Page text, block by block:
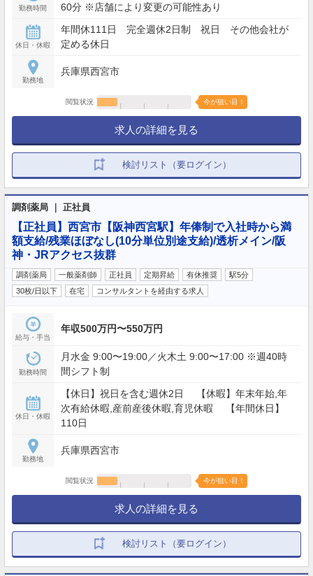
勤務時間
60分 ※店舗により変更の可能性あり
休日・休暇
年間休111日 完全週休2日制 祝日 その他会社が
定める休日
勤務地
兵庫県西宮市
閲覧状況 今が狙い目！
求人の詳細を見る
検討リスト（要ログイン）
調剤薬局 ｜ 正社員
【正社員】西宮市【阪神西宮駅】年俸制で入社時から満
額支給/残業ほぼなし(10分単位別途支給)/透析メイン/阪
神・JRアクセス抜群
調剤薬局 一般薬剤師 正社員 定期昇給 有休推奨
駅5分
30枚/日以下
在宅 コンサルタントを経由する求人
給与・手当
年収500万円〜550万円
勤務時間
月水金 9:00〜19:00／火木土 9:00〜17:00 ※週40時
間シフト制
休日・休暇
【休日】祝日を含む週休2日 【休暇】年末年始,年
次有給休暇,産前産後休暇,育児休暇 【年間休日】
110日
勤務地
兵庫県西宮市
閲覧状況 今が狙い目！
求人の詳細を見る
検討リスト（要ログイン）